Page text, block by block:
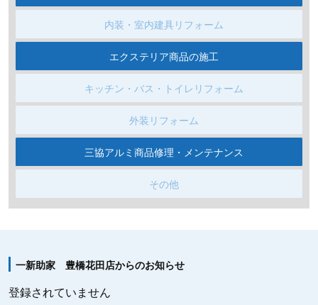
内装・室内建具リフォーム
エクステリア商品の施工
キッチン・バス・トイレリフォーム
外装リフォーム
三協アルミ商品修理・メンテナンス
その他
一新助家 豊橋花田店からのお知らせ
登録されていません